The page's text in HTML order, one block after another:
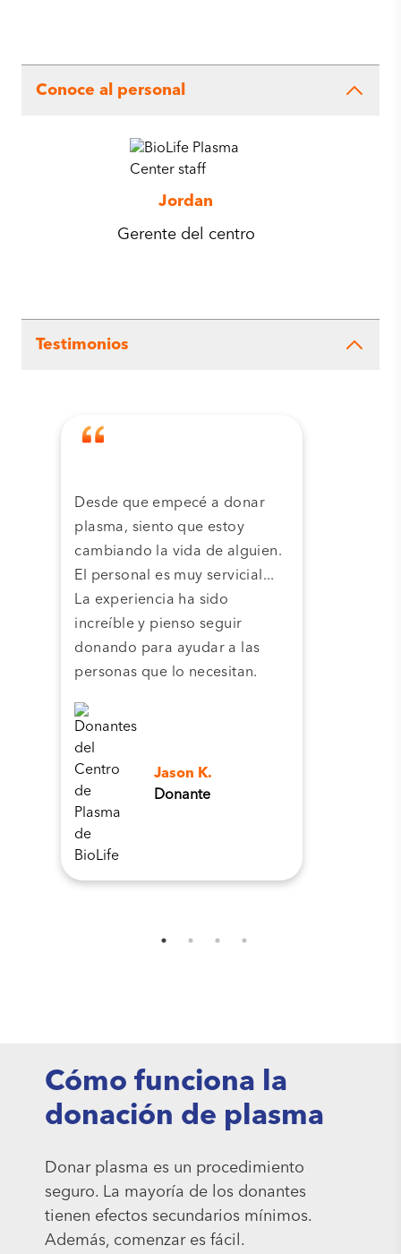
Conoce al personal
Jordan
Gerente del centro
Testimonios
Desde que empecé a donar
plasma, siento que estoy
cambiando la vida de alguien.
El personal es muy servicial...
La experiencia ha sido
increíble y pienso seguir
donando para ayudar a las
personas que lo necesitan.
Jason K.
Donante
Cómo funciona la
donación de plasma
Donar plasma es un procedimiento
seguro. La mayoría de los donantes
tienen efectos secundarios mínimos.
Además, comenzar es fácil.